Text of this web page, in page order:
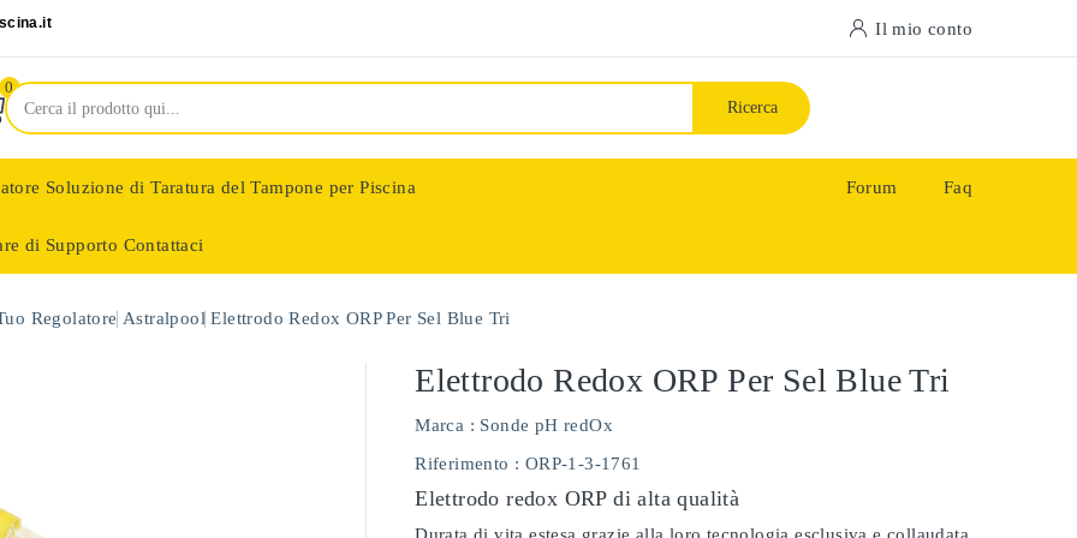
Il mio conto
0
Ricerca
Soluzione di Taratura del Tampone per Piscina
di Supporto Contattaci
Forum Faq
Regolatore Astralpool Elettrodo Redox ORP Per Sel Blue Tri
Elettrodo Redox ORP Per Sel Blue Tri
Marca : Sonde pH redOx
Riferimento : ORP-1-3-1761
Elettrodo redox ORP di alta qualità